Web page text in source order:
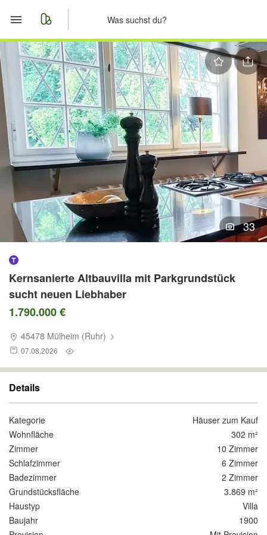
Start
Merkliste
Nachrichten
Anzeige aufgeben
33
Kernsanierte Altbauvilla mit Parkgrundstück
sucht neuen Liebhaber
1.790.000 €
45478 Mülheim (Ruhr)
07.08.2026
Details
Kategorie
Häuser zum Kauf
Wohnfläche
302 m²
Zimmer
10 Zimmer
Schlafzimmer
6 Zimmer
Badezimmer
2 Zimmer
Grundstücksfläche
3.869 m²
Haustyp
Villa
Baujahr
1900